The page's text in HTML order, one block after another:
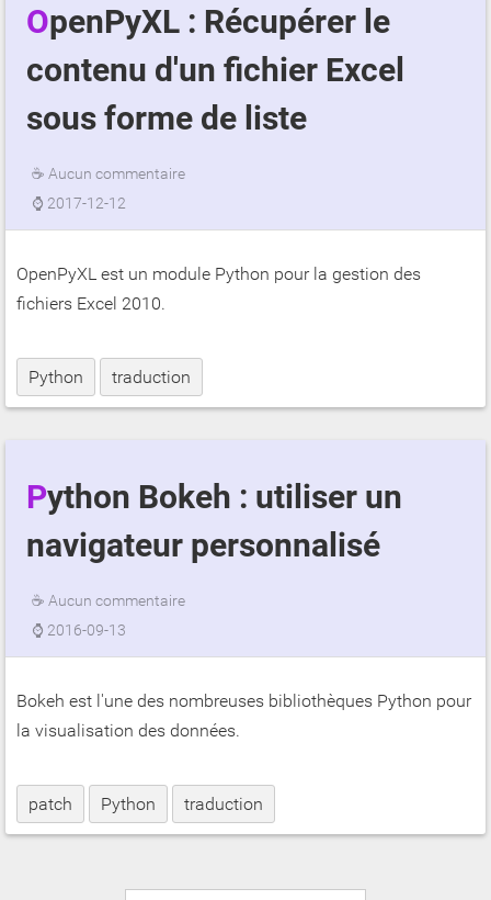
OpenPyXL : Récupérer le
contenu d'un fichier Excel
sous forme de liste
☕ Aucun commentaire
⌚ 2017-12-12
OpenPyXL est un module Python pour la gestion des
fichiers Excel 2010.
Python traduction
Python Bokeh : utiliser un
navigateur personnalisé
☕ Aucun commentaire
⌚ 2016-09-13
Bokeh est l'une des nombreuses bibliothèques Python pour
la visualisation des données.
patch Python traduction